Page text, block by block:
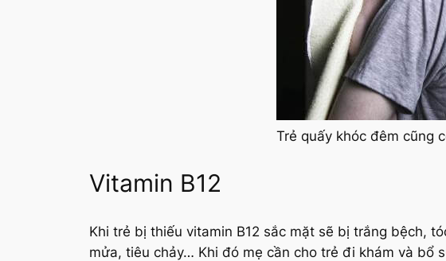
Trẻ quấy khóc đêm cũng
Vitamin B12
Khi trẻ bị thiếu vitamin B12 sắc mặt sẽ bị trắng bệch,
mửa, tiêu chảy… Khi đó mẹ cần cho trẻ đi khám và bổ